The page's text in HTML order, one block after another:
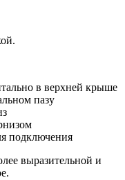
в верхней крыше
пазу
подключения
выразительной и